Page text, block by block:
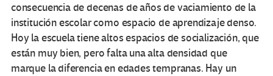
consecuencia de decenas de años de vaciamiento de la
institución escolar como espacio de aprendizaje denso.
Hoy la escuela tiene altos espacios de socialización, que
están muy bien, pero falta una alta densidad que
marque la diferencia en edades tempranas. Hay un